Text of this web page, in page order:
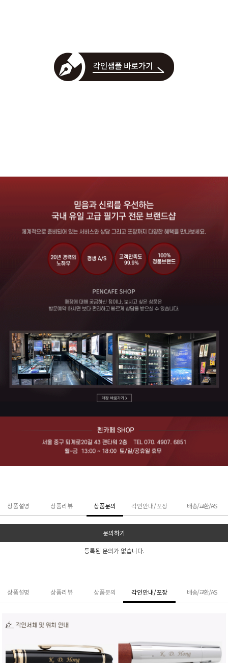
상품설명 상품리뷰 상품문의 각인안내/포장 배송/교환/AS
문의하기
등록된 문의가 없습니다.
상품설명 상품리뷰 상품문의 각인안내/포장 배송/교환/AS